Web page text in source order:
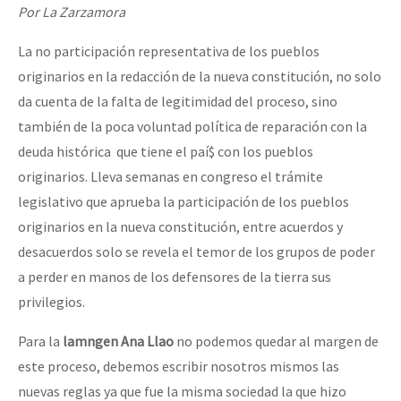
Por La Zarzamora
La no participación representativa de los pueblos
originarios en la redacción de la nueva constitución, no solo
da cuenta de la falta de legitimidad del proceso, sino
también de la poca voluntad política de reparación con la
deuda histórica que tiene el paí$ con los pueblos
originarios. Lleva semanas en congreso el trámite
legislativo que aprueba la participación de los pueblos
originarios en la nueva constitución, entre acuerdos y
desacuerdos solo se revela el temor de los grupos de poder
a perder en manos de los defensores de la tierra sus
privilegios.
Para la lamngen Ana Llao no podemos quedar al margen de
este proceso, debemos escribir nosotros mismos las
nuevas reglas ya que fue la misma sociedad la que hizo